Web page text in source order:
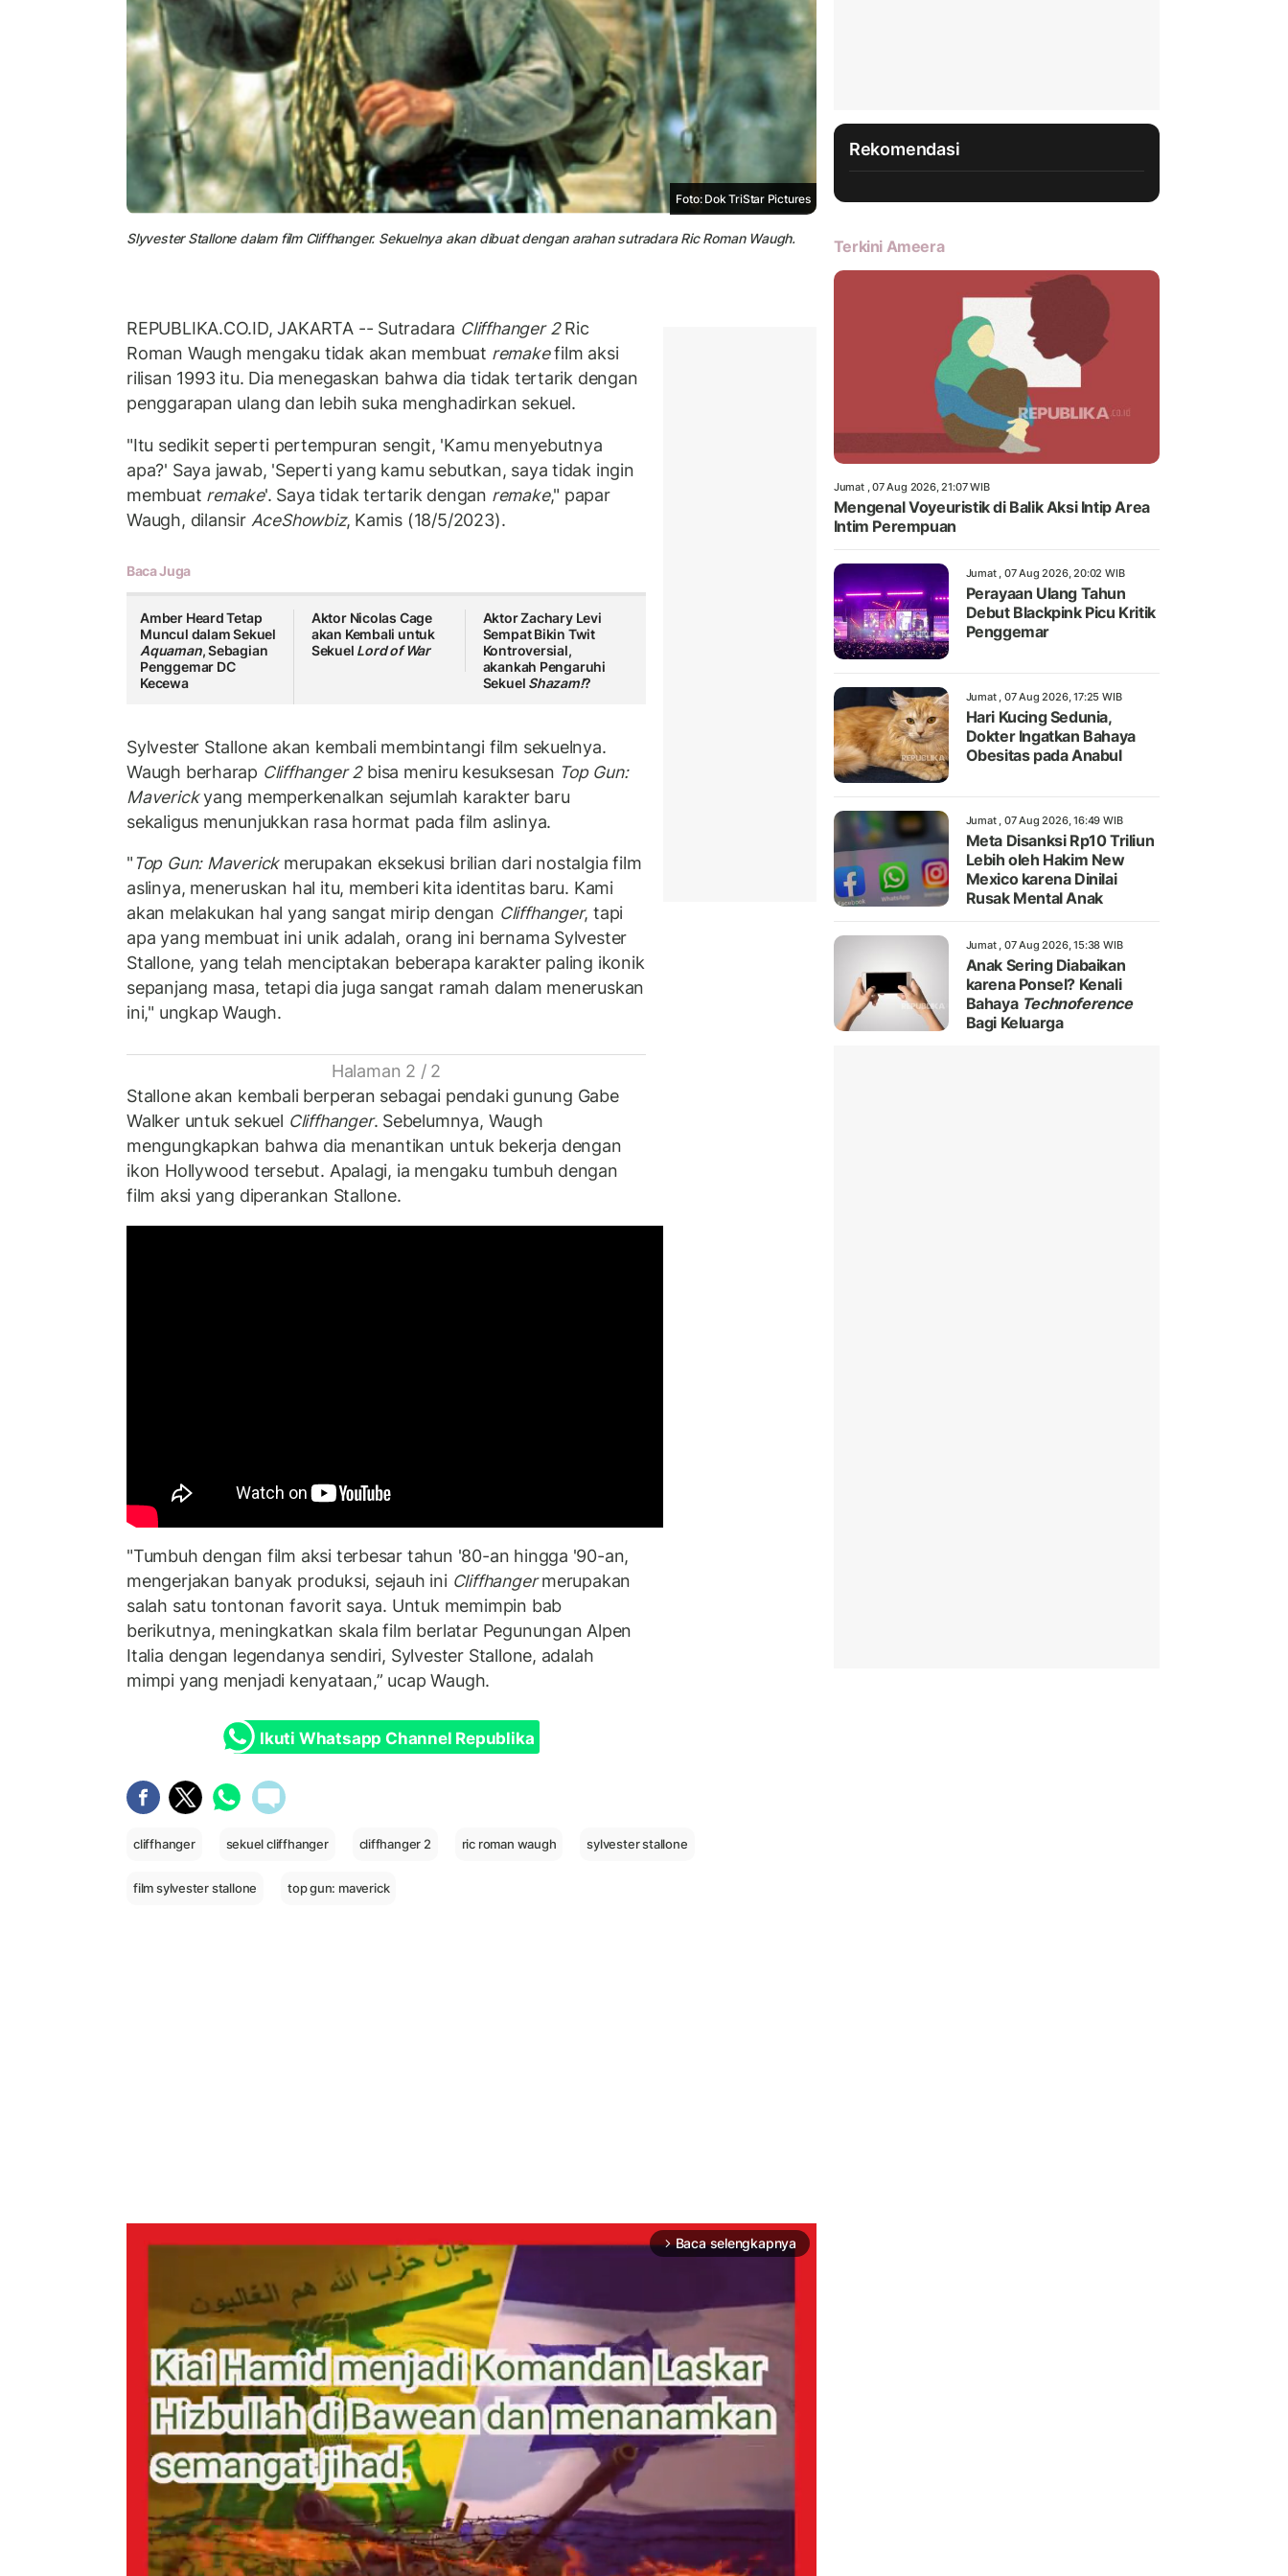
Foto: Dok TriStar Pictures
Slyvester Stallone dalam film Cliffhanger. Sekuelnya akan dibuat dengan arahan sutradara Ric Roman Waugh.
REPUBLIKA.CO.ID, JAKARTA -- Sutradara Cliffhanger 2Ric
Roman Waugh mengaku tidak akan membuat remakefilm aksi
rilisan 1993 itu. Dia menegaskan bahwa dia tidak tertarik dengan
penggarapan ulang dan lebih suka menghadirkan sekuel.
"Itu sedikit seperti pertempuran sengit, 'Kamu menyebutnya
apa?' Saya jawab, 'Seperti yang kamu sebutkan, saya tidak ingin
membuat remake'. Saya tidak tertarik dengan remake," papar
Waugh, dilansir AceShowbiz, Kamis (18/5/2023).
Baca Juga
Amber Heard Tetap
Muncul dalam Sekuel
Aquaman, Sebagian
Penggemar DC
Kecewa
Aktor Nicolas Cage
akan Kembali untuk
Sekuel Lord of War
Aktor Zachary Levi
Sempat Bikin Twit
Kontroversial,
akankah Pengaruhi
Sekuel Shazam!?
Sylvester Stallone akan kembali membintangi film sekuelnya.
Waugh berharap Cliffhanger 2bisa meniru kesuksesan Top Gun:
Maverickyang memperkenalkan sejumlah karakter baru
sekaligus menunjukkan rasa hormat pada film aslinya.
"Top Gun: Maverickmerupakan eksekusi brilian dari nostalgia film
aslinya, meneruskan hal itu, memberi kita identitas baru. Kami
akan melakukan hal yang sangat mirip dengan Cliffhanger, tapi
apa yang membuat ini unik adalah, orang ini bernama Sylvester
Stallone, yang telah menciptakan beberapa karakter paling ikonik
sepanjang masa, tetapi dia juga sangat ramah dalam meneruskan
ini," ungkap Waugh.
Halaman 2 / 2
Stallone akan kembali berperan sebagai pendaki gunung Gabe
Walker untuk sekuel Cliffhanger. Sebelumnya, Waugh
mengungkapkan bahwa dia menantikan untuk bekerja dengan
ikon Hollywood tersebut. Apalagi, ia mengaku tumbuh dengan
film aksi yang diperankan Stallone.
"Tumbuh dengan film aksi terbesar tahun '80-an hingga '90-an,
mengerjakan banyak produksi, sejauh ini Cliffhangermerupakan
salah satu tontonan favorit saya. Untuk memimpin bab
berikutnya, meningkatkan skala film berlatar Pegunungan Alpen
Italia dengan legendanya sendiri, Sylvester Stallone, adalah
mimpi yang menjadi kenyataan,” ucap Waugh.
Ikuti Whatsapp Channel Republika
cliffhanger sekuel cliffhanger cliffhanger 2 ric roman waugh sylvester stallone
film sylvester stallone top gun: maverick
arrow_forward_ios Baca selengkapnya
Rekomendasi
Terkini Ameera
Jumat , 07 Aug 2026, 21:07 WIB
Mengenal Voyeuristik di Balik Aksi Intip Area
Intim Perempuan
Jumat , 07 Aug 2026, 20:02 WIB
Perayaan Ulang Tahun
Debut Blackpink Picu Kritik
Penggemar
Jumat , 07 Aug 2026, 17:25 WIB
Hari Kucing Sedunia,
Dokter Ingatkan Bahaya
Obesitas pada Anabul
Jumat , 07 Aug 2026, 16:49 WIB
Meta Disanksi Rp10 Triliun
Lebih oleh Hakim New
Mexico karena Dinilai
Rusak Mental Anak
Jumat , 07 Aug 2026, 15:38 WIB
Anak Sering Diabaikan
karena Ponsel? Kenali
Bahaya Technoference
Bagi Keluarga